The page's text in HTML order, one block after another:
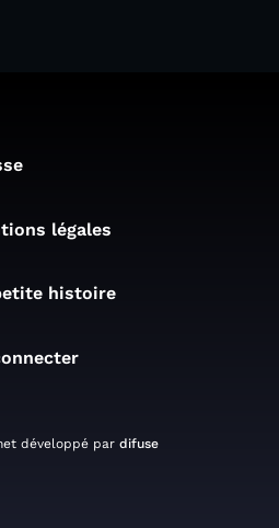
légales
histoire
développé par difuse